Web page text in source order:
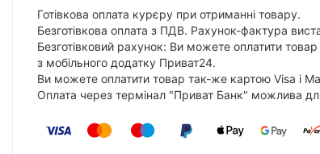
Готівкова оплата курєру при отриманні товару.
Безготівкова оплата з ПДВ. Рахунок-фактура
Безготівковий рахунок: Ви можете оплатити
з мобільного додатку Приват24.
Ви можете оплатити товар так-же картою Visa і
Оплата через термінал "Приват Банк" можлива